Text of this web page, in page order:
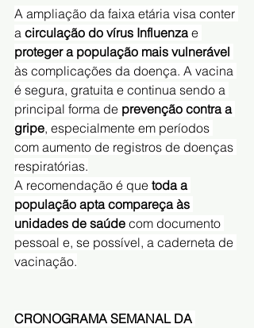
A ampliação da faixa etária visa conter
a circulação do vírus Influenza e
proteger a população mais vulnerável
às complicações da doença. A vacina
é segura, gratuita e continua sendo a
principal forma de prevenção contra a
gripe, especialmente em períodos
com aumento de registros de doenças
respiratórias.
A recomendação é que toda a
população apta compareça às
unidades de saúde com documento
pessoal e, se possível, a caderneta de
vacinação.
CRONOGRAMA SEMANAL DA